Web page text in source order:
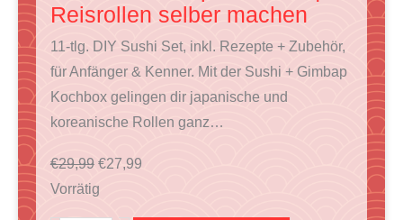
O
T
Reisrollen selber machen
11-tlg. DIY Sushi Set, inkl. Rezepte + Zubehör,
für Anfänger & Kenner. Mit der Sushi + Gimbap
Kochbox gelingen dir japanische und
koreanische Rollen ganz…
€29,99 U
r
€27,99A
Vorrätig